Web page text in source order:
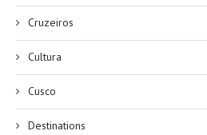
Cruzeiros
Cultura
Cusco
Destinations